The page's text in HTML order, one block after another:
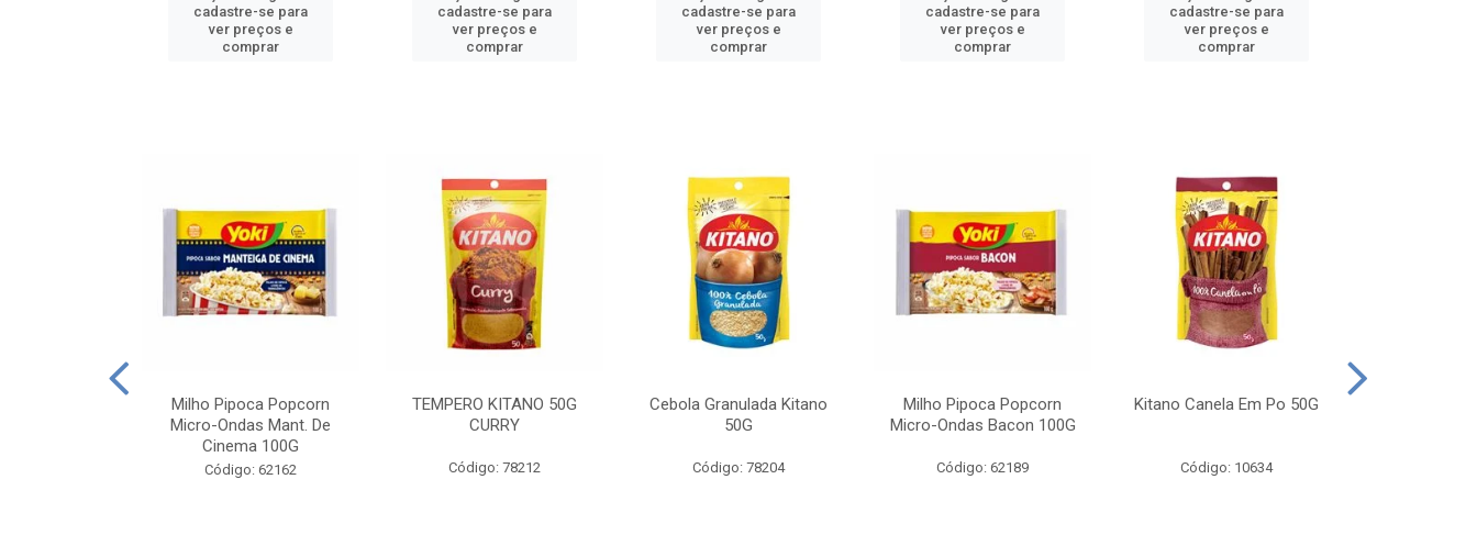
cadastre-se para
ver preços e
comprar
cadastre-se para
ver preços e
comprar
cadastre-se para
ver preços e
comprar
cadastre-se para
ver preços e
comprar
cadastre-se para
ver preços e
comprar
Milho Pipoca Popcorn
Micro-Ondas Mant. De
Cinema 100G
Código: 62162
TEMPERO KITANO 50G
CURRY
Código: 78212
Cebola Granulada Kitano
50G
Código: 78204
Milho Pipoca Popcorn
Micro-Ondas Bacon 100G
Código: 62189
Kitano Canela Em Po 50G
Código: 10634